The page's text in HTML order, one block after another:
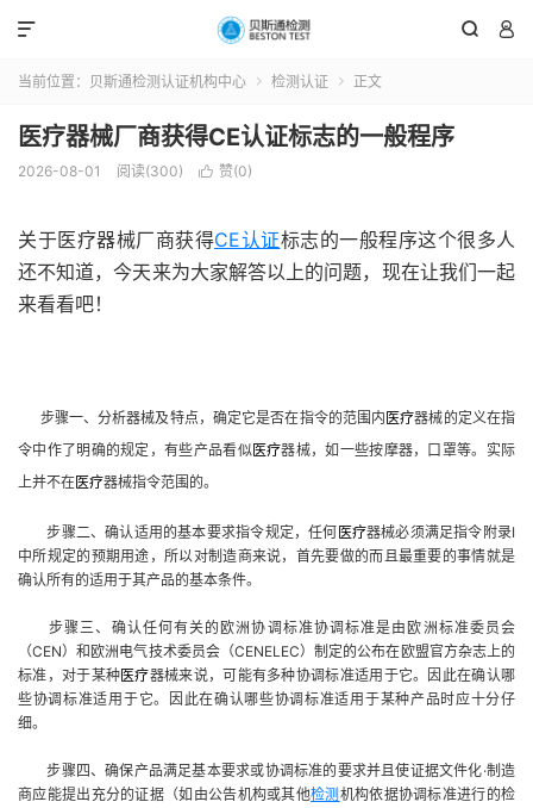
 

当前位置： 贝斯通检测认证机构中心  检测认证  正文
医疗器械厂商获得CE认证标志的一般程序
2026-08-01 阅读(300)  赞(0)
关于医疗器械厂商获得CE认证标志的一般程序这个很多人
还不知道，今天来为大家解答以上的问题，现在让我们一起
来看看吧！
步骤一、分析器械及特点，确定它是否在指令的范围内 医疗器械的定义在指
令中作了明确的规定，有些产品看似医疗器械，如一些按摩器，口罩等。实际
上并不在医疗器械指令范围的。
步骤二、确认适用的基本要求指令规定，任何 医疗器械必须满足指令附录Ⅰ
中所规定的预期用途，所以对制造商来说，首先要做的而且最重要的事情就是
确认所有的适用于其产品的基本条件。
步骤三、确认任何有关的欧洲协调标准协调标准是由欧洲标准委员会
（CEN）和欧洲电气技术委员会（CENELEC）制定的公布在欧盟官方杂志上的
标准，对于某种医疗器械来说，可能有多种协调标准适用于它。因此在确认哪
些协调标准适用于它。因此在确认哪些协调标准适用于某种产品时应十分仔
细。
步骤四、确保产品满足基本要求或协调标准的要求并且使证据文件化·制造
商应能提出充分的证据（如由公告机构或其他检测 机构依据协调标准进行的检